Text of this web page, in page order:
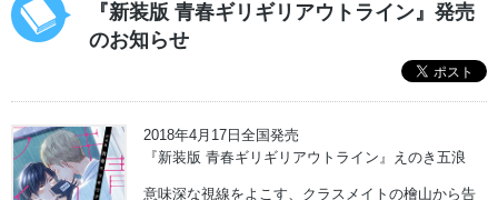
『新装版 青春ギリギリアウトライン』発売
のお知らせ
2018年4月17日全国発売
『新装版 青春ギリギリアウトライン』えのき五浪
意味深な視線をよこす、クラスメイトの檜山から告